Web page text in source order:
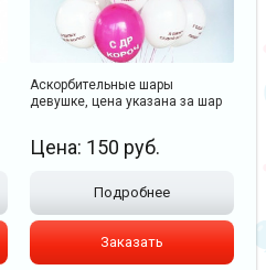
Аскорбительные шары
девушке, цена указана за шар
Цена: 150 руб.
Подробнее
Заказать